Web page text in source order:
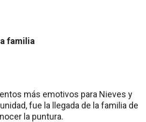
familia
más emotivos para Nieves y
fue la llegada de la familia de
la puntura.